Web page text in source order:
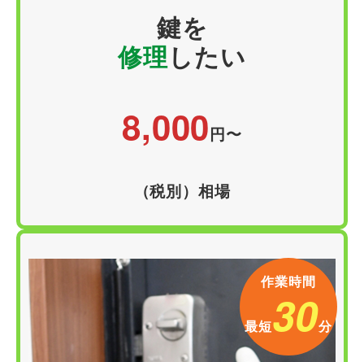
鍵を
修理したい
8,000円〜
（税別）相場
作業時間
最短30分